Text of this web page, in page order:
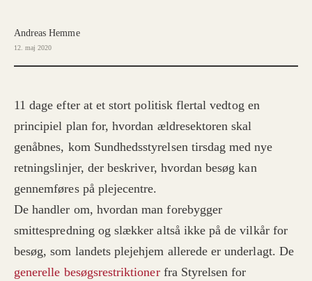
Andreas Hemme
12. maj 2020
11 dage efter at et stort politisk flertal vedtog en
principiel plan for, hvordan ældresektoren skal
genåbnes, kom Sundhedsstyrelsen tirsdag med nye
retningslinjer, der beskriver, hvordan besøg kan
gennemføres på plejecentre.
De handler om, hvordan man forebygger
smittespredning og slækker altså ikke på de vilkår for
besøg, som landets plejehjem allerede er underlagt. De
generelle besøgsrestriktionerfra Styrelsen for